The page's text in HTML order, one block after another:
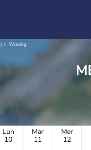
Wúxīng
Lun
10
Mar
11
Mer
12